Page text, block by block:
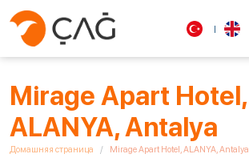
Mirage Apart Hotel,
ALANYA, Antalya
Домашняя страница Mirage Apart Hotel, ALANYA, Antalya